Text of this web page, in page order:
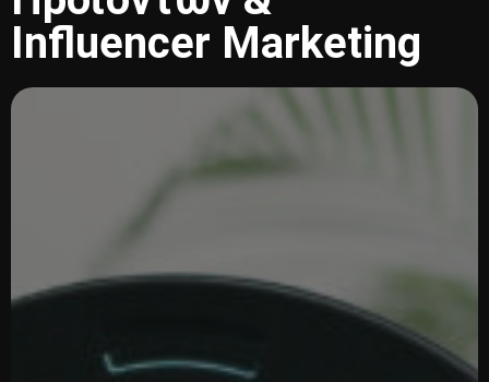
Influencer Marketing